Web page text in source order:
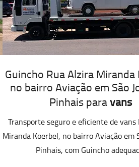
Guincho Rua Alzira Miranda
no bairro Aviação em São
Pinhais paravans
Transporte seguro e eficiente de vans
Miranda Koerbel, no bairro Aviação em
Pinhais, com Guincho